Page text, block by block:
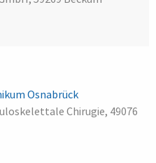
Osnabrück
Chirugie, 49076